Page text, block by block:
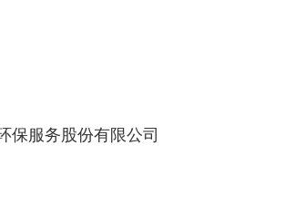
保服务股份有限公司